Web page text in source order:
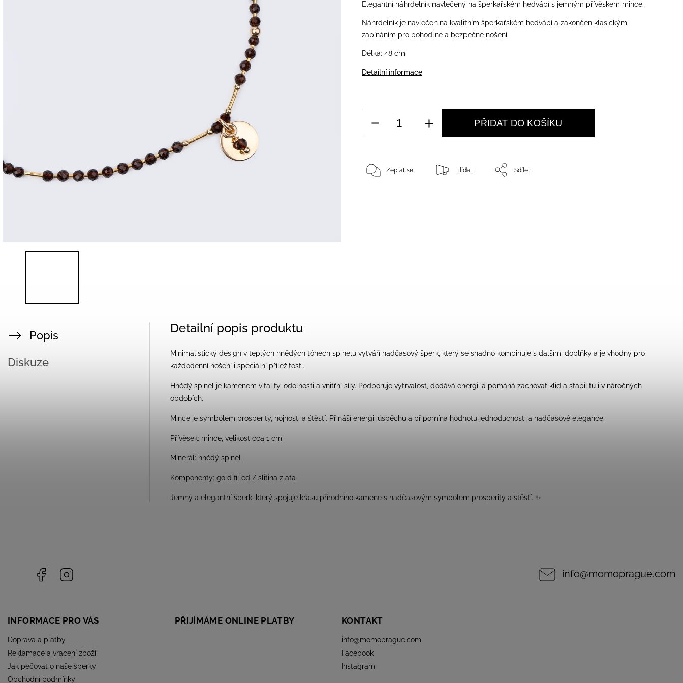
Elegantní náhrdelník navlečený na šperkařském hedvábí s jemným přívěskem mince.
Náhrdelník je navlečen na kvalitním šperkařském hedvábí a zakončen klasickým
zapínáním pro pohodlné a bezpečné nošení.
Délka: 48 cm
Detailní informace
PŘIDAT DO KOŠÍKU
Zeptat se Hlídat Sdílet
Popis
Diskuze
Detailní popis produktu
Minimalistický design v teplých hnědých tónech spinelu vytváří nadčasový šperk, který se snadno kombinuje s dalšími doplňky a je vhodný pro
každodenní nošení i speciální příležitosti.
Hnědý spinel je kamenem vitality, odolnosti a vnitřní síly. Podporuje vytrvalost, dodává energii a pomáhá zachovat klid a stabilitu i v náročných
obdobích.
Mince je symbolem prosperity, hojnosti a štěstí. Přináší energii úspěchu a připomíná hodnotu jednoduchosti a nadčasové elegance.
Přívěsek: mince, velikost cca 1 cm
Minerál: hnědý spinel
Komponenty: gold filled / slitina zlata
Jemný a elegantní šperk, který spojuje krásu přírodního kamene s nadčasovým symbolem prosperity a štěstí. ✨
Facebook info@momoprague.com
INFORMACE PRO VÁS
Doprava a platby
Reklamace a vracení zboží
Jak pečovat o naše šperky
Obchodní podmínky
PŘIJÍMÁME ONLINE PLATBY KONTAKT
info@momoprague.com
Facebook
Instagram